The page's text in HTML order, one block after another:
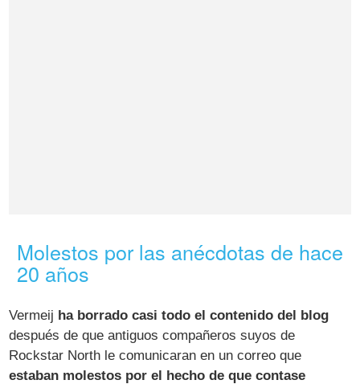
Molestos por las anécdotas de hace
20 años
Vermeij ha borrado casi todo el contenido del blog
después de que antiguos compañeros suyos de
Rockstar North le comunicaran en un correo que
estaban molestos por el hecho de que contase